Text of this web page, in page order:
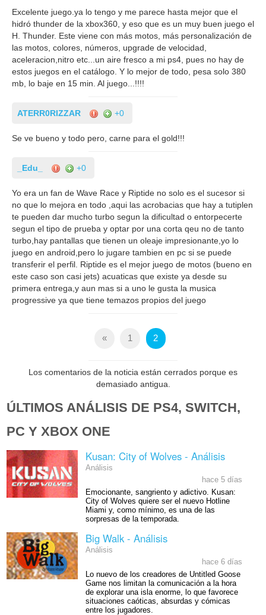
Excelente juego.ya lo tengo y me parece hasta mejor que el
hidró thunder de la xbox360, y eso que es un muy buen juego el
H. Thunder. Este viene con más motos, más personalización de
las motos, colores, números, upgrade de velocidad,
aceleracion,nitro etc...un aire fresco a mi ps4, pues no hay de
estos juegos en el catálogo. Y lo mejor de todo, pesa solo 380
mb, lo baje en 15 min. Al juego...!!!!
ATERR0RIZZAR +0
Se ve bueno y todo pero, carne para el gold!!!
_Edu_ +0
Yo era un fan de Wave Race y Riptide no solo es el sucesor si
no que lo mejora en todo ,aqui las acrobacias que hay a tutiplen
te pueden dar mucho turbo segun la dificultad o entorpecerte
segun el tipo de prueba y optar por una corta qeu no de tanto
turbo,hay pantallas que tienen un oleaje impresionante,yo lo
juego en android,pero lo jugare tambien en pc si se puede
transferir el perfil. Riptide es el mejor juego de motos (bueno en
este caso son casi jets) acuaticas que existe ya desde su
primera entrega,y aun mas si a uno le gusta la musica
progressive ya que tiene temazos propios del juego
« 1 2
Los comentarios de la noticia están cerrados porque es
demasiado antigua.
ÚLTIMOS ANÁLISIS DE PS4, SWITCH,
PC Y XBOX ONE
Kusan: City of Wolves - Análisis
Análisis
hace 5 días
Emocionante, sangriento y adictivo. Kusan:
City of Wolves quiere ser el nuevo Hotline
Miami y, como mínimo, es una de las
sorpresas de la temporada.
Big Walk - Análisis
Análisis
hace 6 días
Lo nuevo de los creadores de Untitled Goose
Game nos limitan la comunicación a la hora
de explorar una isla enorme, lo que favorece
situaciones caóticas, absurdas y cómicas
entre los jugadores.